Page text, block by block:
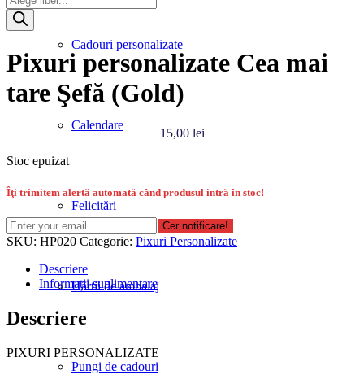
Cadouri personalizate
Calendare
Felicitări
Hârtii de ambalaj
Pungi de cadouri
search
Pixuri personalizate Cea mai
tare Şefă (Gold)
15,00 lei
Stoc epuizat
Îţi trimitem alertă automată când produsul intră în stoc!
Cer notificare!
SKU: HP020 Categorie: Pixuri Personalizate
Descriere
Informații suplimentare
Descriere
PIXURI PERSONALIZATE